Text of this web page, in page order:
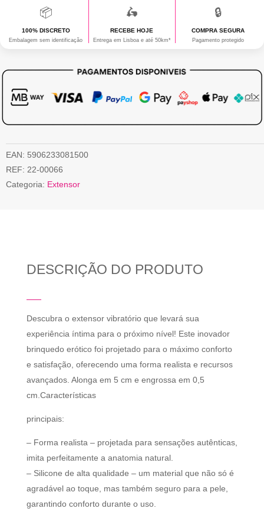
📦
100% DISCRETO
Embalagem sem identificação
🛵
RECEBE HOJE
Entrega em Lisboa e até 50km*
🔒
COMPRA SEGURA
Pagamento protegido
EAN: 5906233081500
REF: 22-00066
Categoria: Extensor
DESCRIÇÃO DO PRODUTO
Descubra o extensor vibratório que levará sua
experiência íntima para o próximo nível! Este inovador
brinquedo erótico foi projetado para o máximo conforto
e satisfação, oferecendo uma forma realista e recursos
avançados. Alonga em 5 cm e engrossa em 0,5
cm.Características
principais:
– Forma realista – projetada para sensações autênticas,
imita perfeitamente a anatomia natural.
– Silicone de alta qualidade – um material que não só é
agradável ao toque, mas também seguro para a pele,
garantindo conforto durante o uso.